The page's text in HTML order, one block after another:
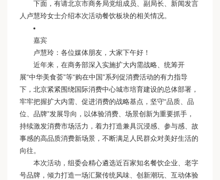
下面，有请北京市商务局党组成员、副局长、新闻发言
人卢慧玲女士介绍本次活动餐饮板块的相关情况。
嘉宾
卢慧玲：各位媒体朋友，大家下午好！
近年来，在商务部深入实施扩大内需战略、统筹开
展“中华美食荟”等“购在中国”系列促消费活动的有力指导
下，北京紧紧围绕国际消费中心城市培育建设的总体部署，
牢牢把握扩大内需、促进消费的战略基点，坚守“品质、品
位、品牌”发展导向，以体验消费、场景创新为重要抓手，
持续激发消费市场活力，着力打造兼具沉浸感、参与感、故
事感的高品质消费新场景，不断满足人民群众对美好生活的
向往。
本次活动，组委会精心遴选近百家知名餐饮企业、老字
号品牌，倾力打造一场汇聚传统风味、创新潮玩、互动体验